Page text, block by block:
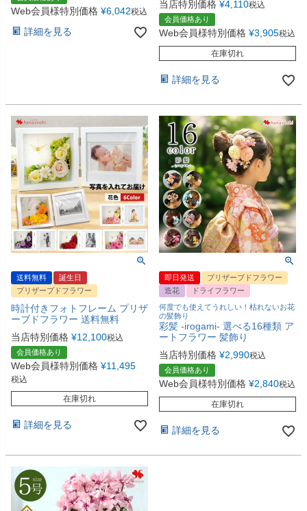
Web会員様特別価格 ¥6,042税込
詳細を見る
当店特別価格 ¥4,110税込
会員価格あり
Web会員様特別価格 ¥3,905税込
在庫切れ
詳細を見る
送料無料
誕生日
プリザーブドフラワー
時計付きフォトフレーム プリザ
ーブドフラワー 送料無料
当店特別価格 ¥12,100税込
会員価格あり
Web会員様特別価格 ¥11,495
税込
在庫切れ
詳細を見る
即日発送
プリザーブドフラワー
造花
ドライフラワー
何度でも使えてうれしい！枯れないお花
の髪飾り
彩髪 -irogami- 選べる16種類 ア
ートフラワー 髪飾り
当店特別価格 ¥2,990税込
会員価格あり
Web会員様特別価格 ¥2,840税込
在庫切れ
詳細を見る